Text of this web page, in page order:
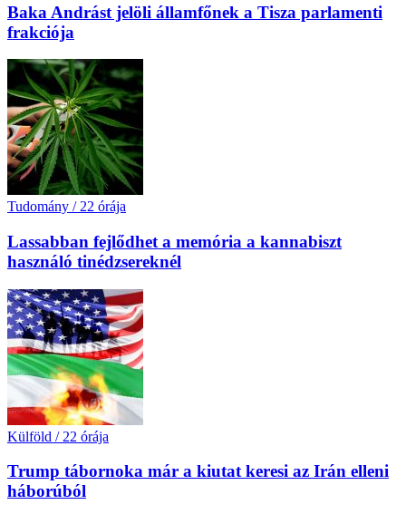
Baka Andrást jelöli államfőnek a Tisza parlamenti
frakciója
Tudomány / 22 órája
Lassabban fejlődhet a memória a kannabiszt
használó tinédzsereknél
Külföld / 22 órája
Trump tábornoka már a kiutat keresi az Irán elleni
háborúból